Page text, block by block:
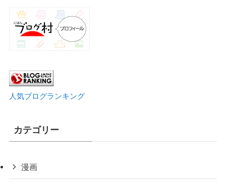
人気ブログランキング
カテゴリー
漫画